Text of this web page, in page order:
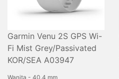
Garmin Venu 2S GPS Wi-
Fi Mist Grey/Passivated
KOR/SEA A03947
Wanita - 40.4 mm